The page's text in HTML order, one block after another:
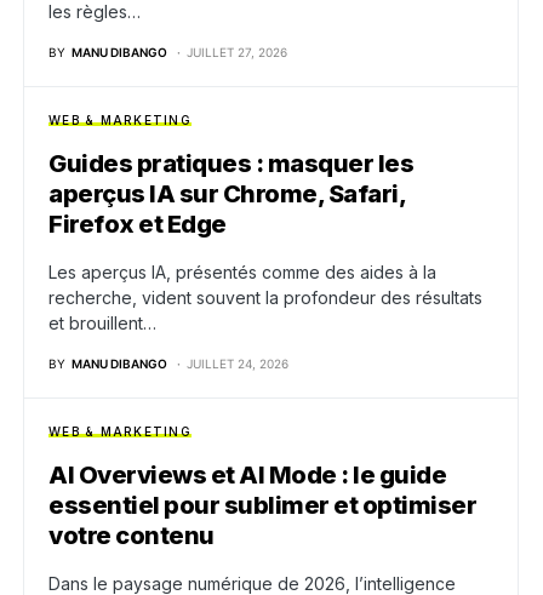
les règles…
BY MANU DIBANGO JUILLET 27, 2026
WEB & MARKETING
Guides pratiques : masquer les
aperçus IA sur Chrome, Safari,
Firefox et Edge
Les aperçus IA, présentés comme des aides à la
recherche, vident souvent la profondeur des résultats
et brouillent…
BY MANU DIBANGO JUILLET 24, 2026
WEB & MARKETING
AI Overviews et AI Mode : le guide
essentiel pour sublimer et optimiser
votre contenu
Dans le paysage numérique de 2026, l’intelligence